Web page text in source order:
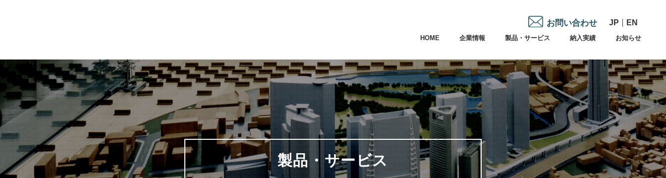
お問い合わせ JP EN
HOME 企業情報 製品・サービス 納入実績 お知らせ
製品・サービス